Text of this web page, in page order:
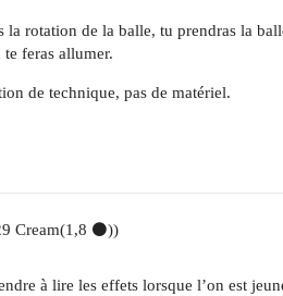
la rotation de la balle, tu prendras la
feras allumer.
de technique, pas de matériel.
Cream(1,8 ⚫))
à lire les effets lorsque l’on est